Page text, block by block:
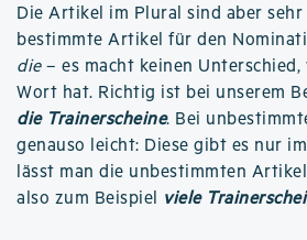
Die Artikel im Plural sind aber
bestimmte Artikel für den
die– es macht keinen Unterschied,
Wort hat. Richtig ist bei unserem
die Trainerscheine. Bei
genauso leicht: Diese gibt es nur
lässt man die unbestimmten
also zum Beispiel viele